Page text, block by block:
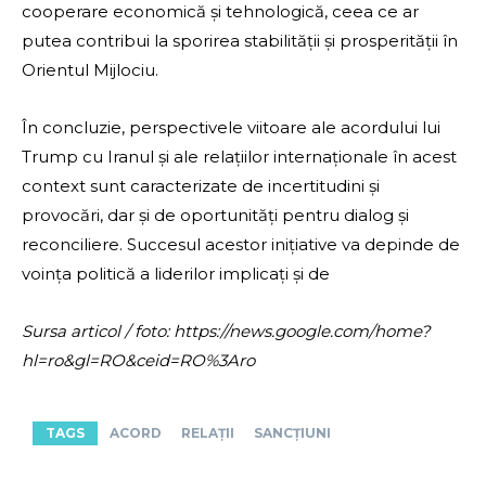
cooperare economică și tehnologică, ceea ce ar
putea contribui la sporirea stabilității și prosperității în
Orientul Mijlociu.
În concluzie, perspectivele viitoare ale acordului lui
Trump cu Iranul și ale relațiilor internaționale în acest
context sunt caracterizate de incertitudini și
provocări, dar și de oportunități pentru dialog și
reconciliere. Succesul acestor inițiative va depinde de
voința politică a liderilor implicați și de
Sursa articol / foto: https://news.google.com/home?
hl=ro&gl=RO&ceid=RO%3Aro
TAGS ACORD RELAȚII SANCȚIUNI